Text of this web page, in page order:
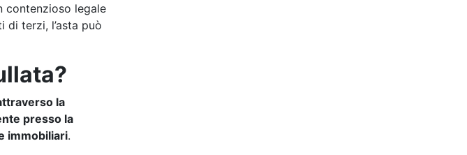
contenzioso legale
di terzi, l’asta può
la
presso la
immobiliari.